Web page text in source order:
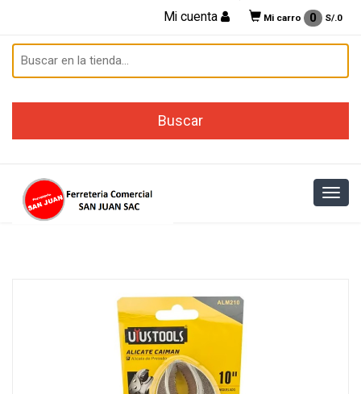
Mi cuenta Mi carro 0 S/.0